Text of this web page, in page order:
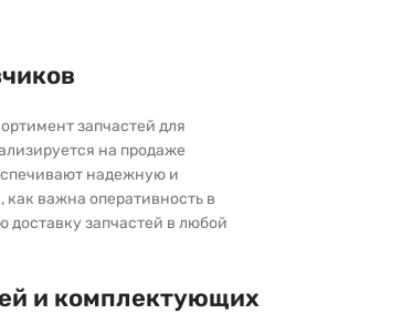
запчастей для
на продаже
надежную и
важна оперативность в
запчастей в любой
и комплектующих